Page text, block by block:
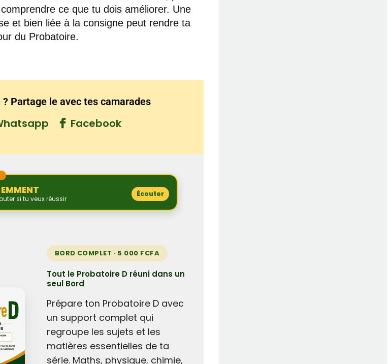
ce que tu dois améliorer. Une
et bien liée à la consigne peut rendre ta
du Probatoire.
? Partage le avec tes camarades
Facebook
si tu veux réussir
Écouter
BORD COMPLET · 5 000 FCFA
Tout le Probatoire D réuni dans un
seul Bord
Prépare ton Probatoire D avec
un support complet qui
regroupe les sujets et les
matières essentielles de ta
série. Maths, physique, chimie,